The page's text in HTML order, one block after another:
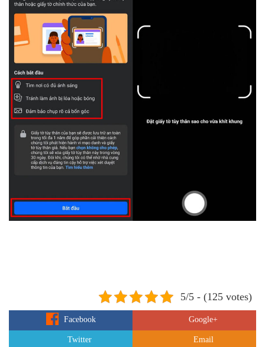
5/5 - (125 votes)
Facebook Google+
Twitter Email